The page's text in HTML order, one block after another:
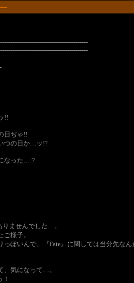
!!
日ぢゃ!!
つの日か…ッ!?
なった…？
りませんでした…。
様子。
ぽいんで、『Fate』に関しては当分先なん
、気になって…。